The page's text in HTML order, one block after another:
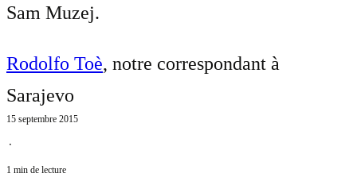
Sam Muzej.
Rodolfo Toè, notre correspondant à
Sarajevo
15 septembre 2015
⋅
1 min de lecture